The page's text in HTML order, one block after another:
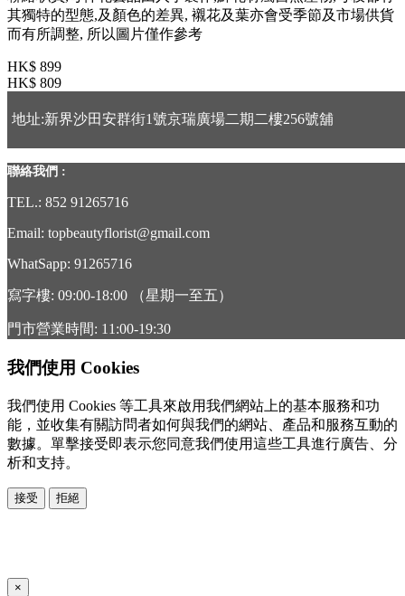
其獨特的型態,及顏色的差異, 襯花及葉亦會受季節及市場供貨
而有所調整, 所以圖片僅作參考
HK$ 899
HK$ 809
地址:新界沙田安群街1號京瑞廣場二期二樓256號舖
聯絡我們 :
TEL.: 852 91265716
Email: topbeautyflorist@gmail.com
WhatSapp: 91265716
寫字樓: 09:00-18:00 （星期一至五）
門市營業時間: 11:00-19:30
我們使用 Cookies
我們使用 Cookies 等工具來啟用我們網站上的基本服務和功
能，並收集有關訪問者如何與我們的網站、產品和服務互動的
數據。單擊接受即表示您同意我們使用這些工具進行廣告、分
析和支持。
接受 拒絕
×